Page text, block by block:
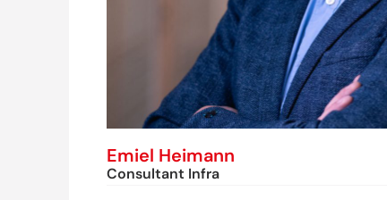
Emiel Heimann
Consultant Infra